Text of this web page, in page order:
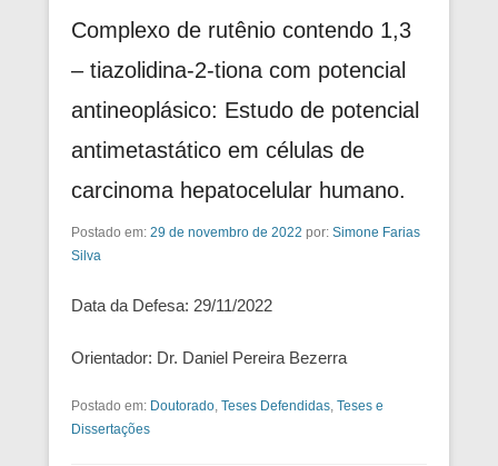
Complexo de rutênio contendo 1,3
– tiazolidina-2-tiona com potencial
antineoplásico: Estudo de potencial
antimetastático em células de
carcinoma hepatocelular humano.
Postado em: 29 de novembro de 2022 por: Simone Farias
Silva
Data da Defesa: 29/11/2022
Orientador: Dr. Daniel Pereira Bezerra
Postado em: Doutorado, Teses Defendidas, Teses e
Dissertações